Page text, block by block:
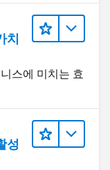
치
스에 미치는 효
성